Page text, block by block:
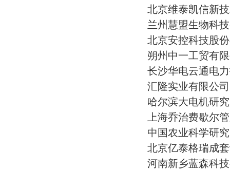
北京维泰凯信新技
兰州慧盟生物科技
北京安控科技股份
朔州中一工贸有
长沙华电云通电力
汇隆实业有限公司
哈尔滨大电机研
上海乔治费歇尔管
中国农业科学研
北京亿泰格瑞成套
河南新乡蓝森科技